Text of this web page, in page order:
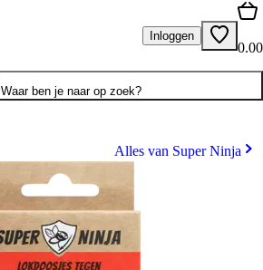
Inloggen
0.00
Waar ben je naar op zoek?
Alles van Super Ninja